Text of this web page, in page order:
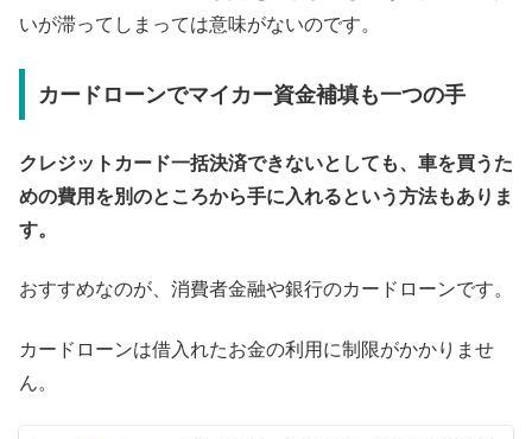
いが滞ってしまっては意味がないのです。
カードローンでマイカー資金補填も一つの手
クレジットカード一括決済できないとしても、車を買うた
めの費用を別のところから手に入れるという方法もありま
す。
おすすめなのが、消費者金融や銀行のカードローンです。
カードローンは借入れたお金の利用に制限がかかりませ
ん。